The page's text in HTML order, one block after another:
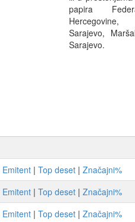
papira
Sarajevo,
Sarajevo.
Emitent| Top deset| Značajni%
Emitent| Top deset| Značajni%
Emitent| Top deset| Značajni%